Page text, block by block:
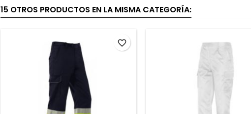
15 OTROS PRODUCTOS EN LA MISMA CATEGORÍA:
favorite_border